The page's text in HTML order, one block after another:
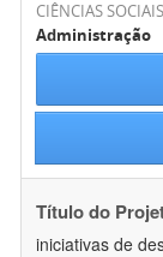
CIÊNCIAS
Administração
Título do
iniciativas de